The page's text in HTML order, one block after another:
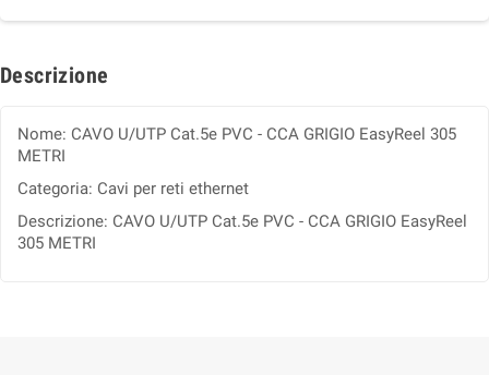
Descrizione
Nome: CAVO U/UTP Cat.5e PVC - CCA GRIGIO EasyReel 305
METRI
Categoria: Cavi per reti ethernet
Descrizione: CAVO U/UTP Cat.5e PVC - CCA GRIGIO EasyReel
305 METRI